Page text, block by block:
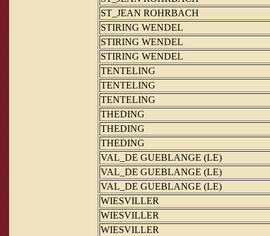
ST_JEAN ROHRBACH
STIRING WENDEL
STIRING WENDEL
STIRING WENDEL
TENTELING
TENTELING
TENTELING
THEDING
THEDING
THEDING
VAL_DE GUEBLANGE (LE)
VAL_DE GUEBLANGE (LE)
VAL_DE GUEBLANGE (LE)
WIESVILLER
WIESVILLER
WIESVILLER